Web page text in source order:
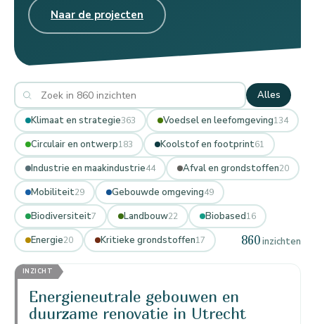
Naar de projecten
Alles
Klimaat en strategie363 Voedsel en leefomgeving134
Circulair en ontwerp183 Koolstof en footprint61
Industrie en maakindustrie44 Afval en grondstoffen20
Mobiliteit29 Gebouwde omgeving49
Biodiversiteit7 Landbouw22 Biobased16
Energie20 Kritieke grondstoffen17 860inzichten
INZICHT
Energieneutrale gebouwen en
duurzame renovatie in Utrecht